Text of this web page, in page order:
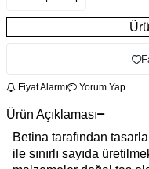
Fiyat Alarmı Yorum Yap
Ürün Açıklaması
Betina tarafından
ile sınırlı sayıda